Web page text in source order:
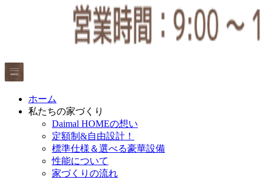
ホーム
私たちの家づくり
Daimal HOMEの想い
定額制&自由設計！
標準仕様＆選べる豪華設備
性能について
家づくりの流れ